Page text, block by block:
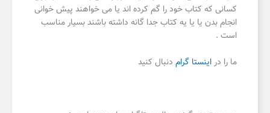
کسانی که کتاب خود را گم کرده اند یا می خواهند پیش خوانی
انجام بدن یا یا یه کتاب جدا گانه داشته باشند بسیار مناسب
است .
ما را دراینستا گرام دنبال کنید